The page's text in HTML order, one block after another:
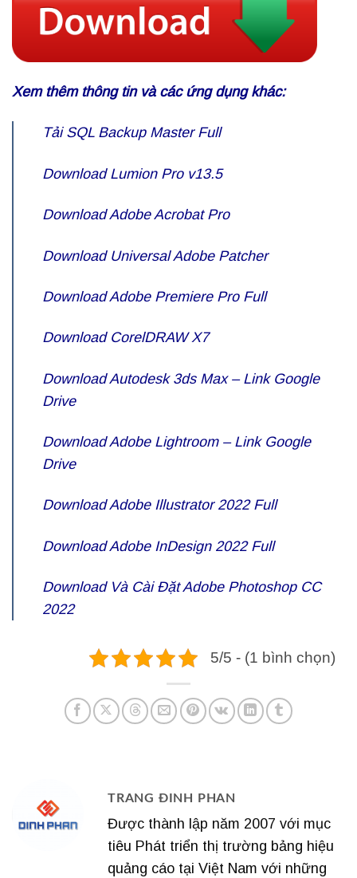
Xem thêm thông tin và các ứng dụng khác:
Tải SQL Backup Master Full
Download Lumion Pro v13.5
Download Adobe Acrobat Pro
Download Universal Adobe Patcher
Download Adobe Premiere Pro Full
Download CorelDRAW X7
Download Autodesk 3ds Max – Link Google
Drive
Download Adobe Lightroom – Link Google
Drive
Download Adobe Illustrator 2022 Full
Download Adobe InDesign 2022 Full
Download Và Cài Đặt Adobe Photoshop CC
2022
5/5 - (1 bình chọn)
TRANG ĐINH PHAN
Được thành lập năm 2007 với mục
tiêu Phát triển thị trường bảng hiệu
quảng cáo tại Việt Nam với những